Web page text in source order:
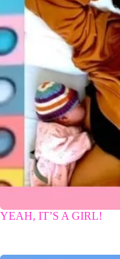
YEAH, IT’S A GIRL!